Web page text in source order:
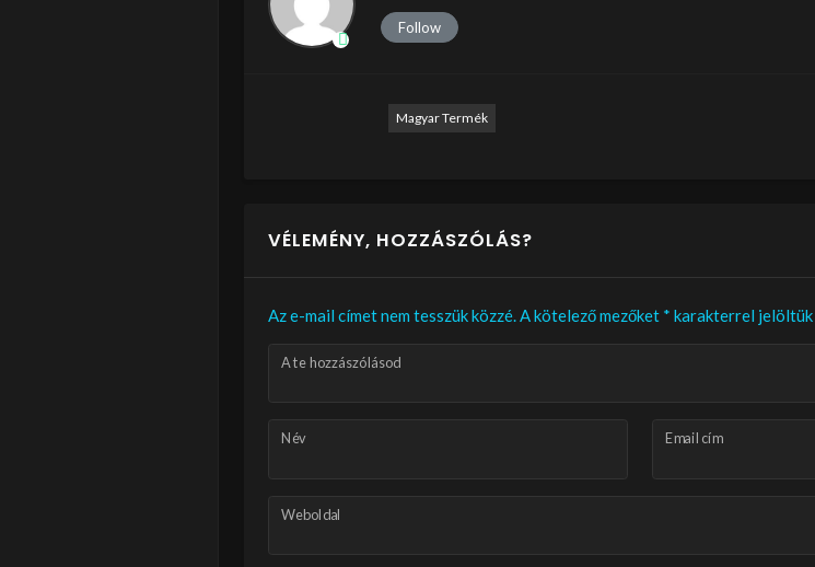
Follow
Magyar Termék
VÉLEMÉNY, HOZZÁSZÓLÁS?
Az e-mail címet nem tesszük közzé. A kötelező mezőket * karakterrel jelöltük
A te hozzászólásod
Név Email cím
Weboldal